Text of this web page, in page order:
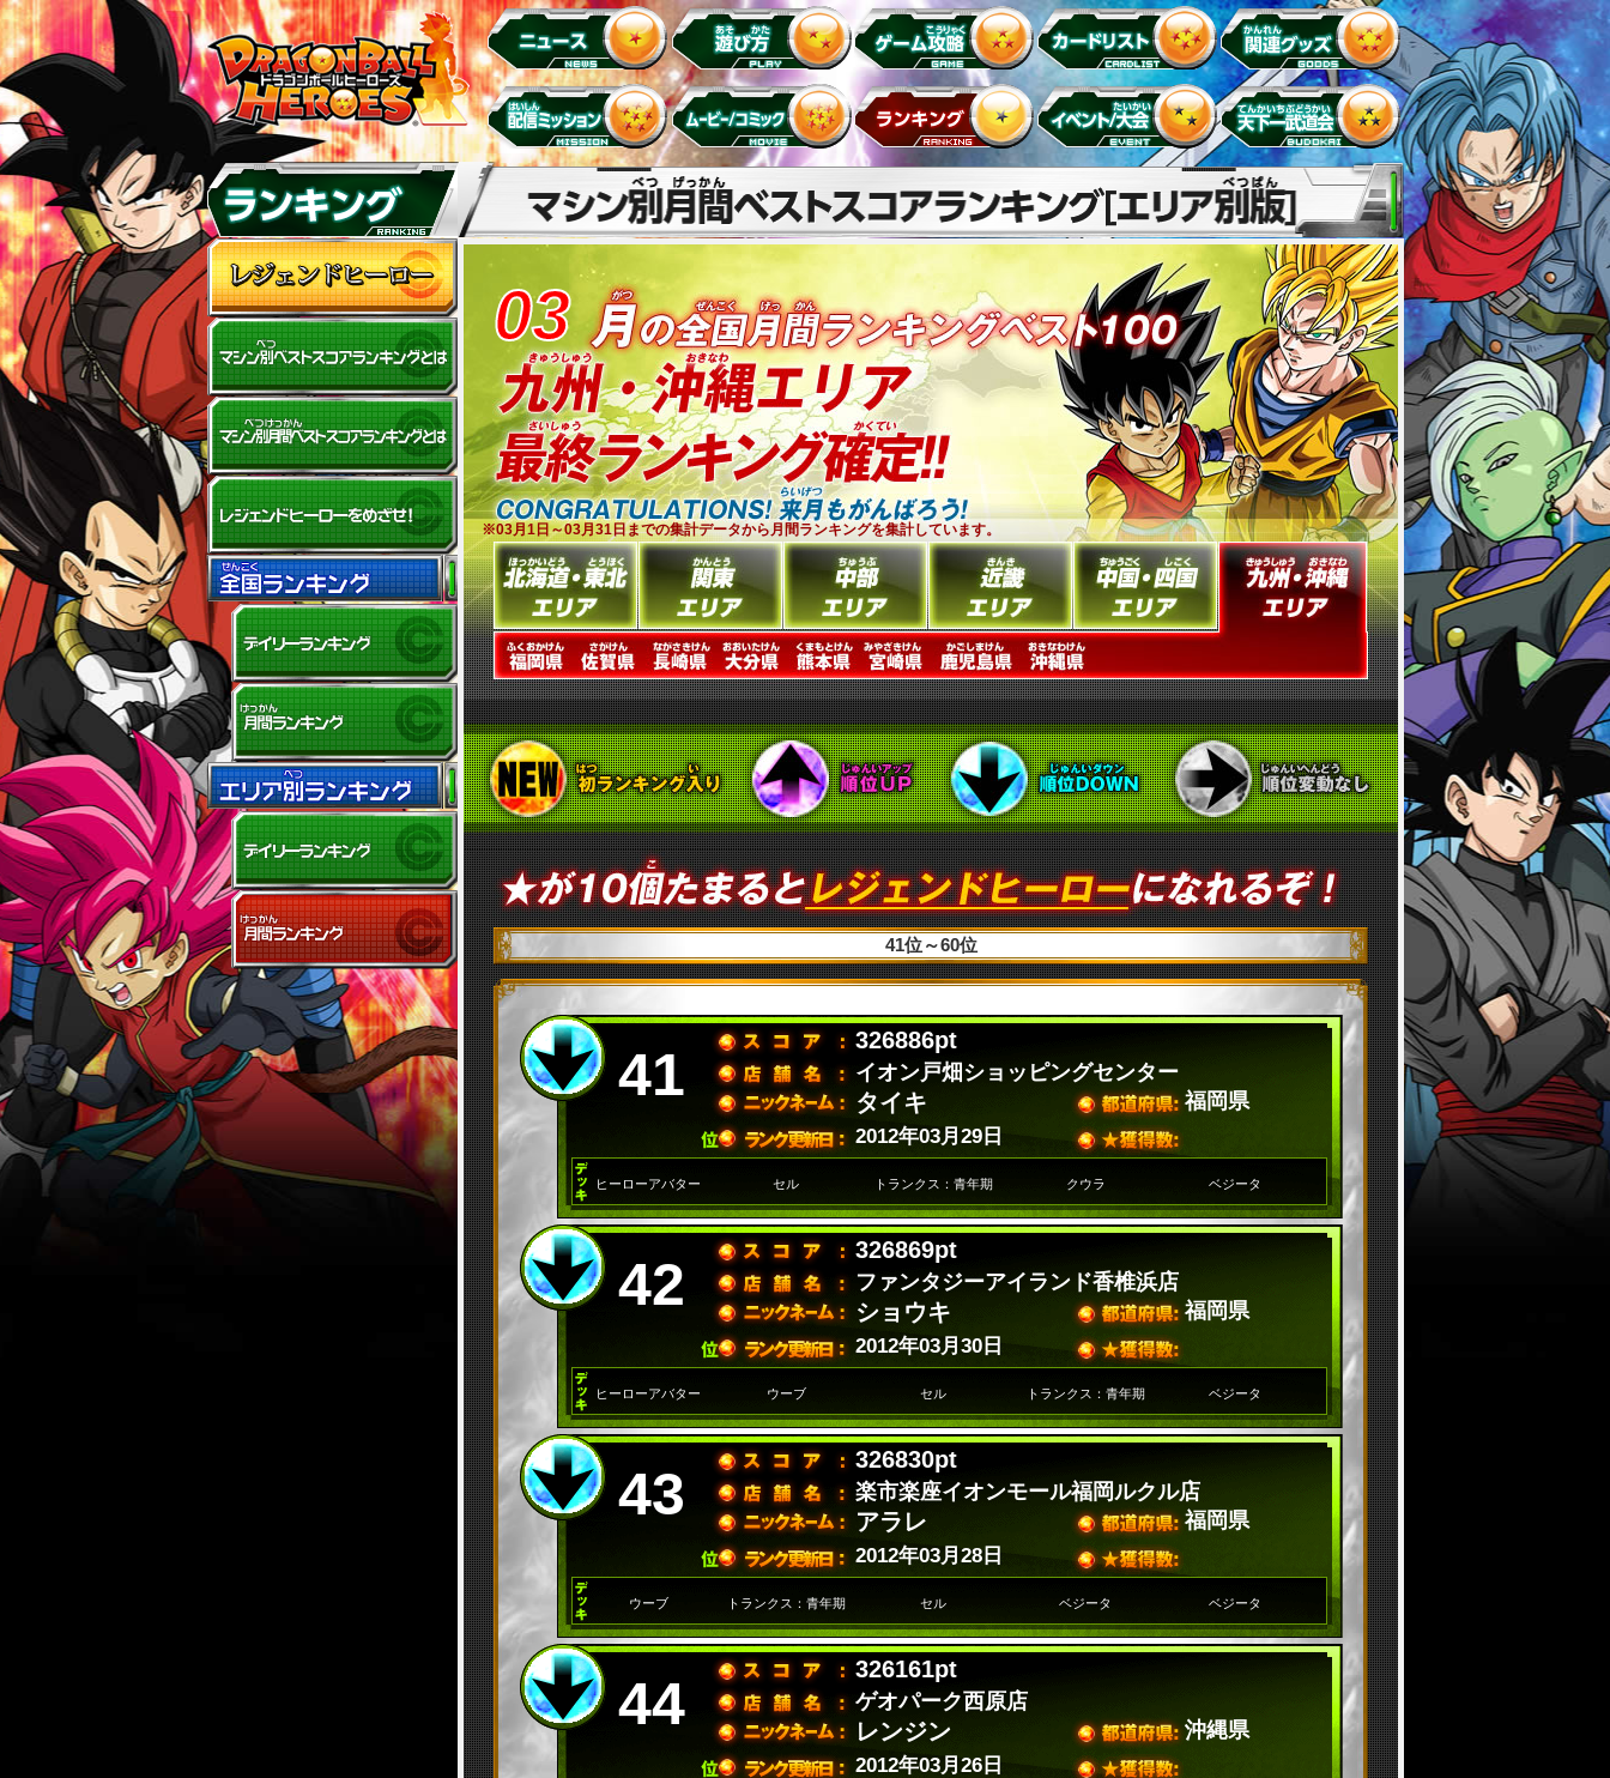
03
※03月1日～03月31日までの集計データから月間ランキングを集計しています。
41位～60位
41
326886pt
イオン戸畑ショッピングセンター
2012年03月29日
タイキ 福岡県
ヒーローアバター セル トランクス：青年期 クウラ ベジータ
42
326869pt
ファンタジーアイランド香椎浜店
2012年03月30日
ショウキ 福岡県
ヒーローアバター ウーブ セル トランクス：青年期 ベジータ
43
326830pt
楽市楽座イオンモール福岡ルクル店
2012年03月28日
アラレ 福岡県
ウーブ トランクス：青年期 セル ベジータ ベジータ
44
326161pt
ゲオパーク西原店
2012年03月26日
レンジン 沖縄県